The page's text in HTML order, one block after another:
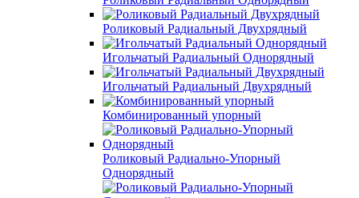
Роликовый Радиальный Двухрядный
Игольчатый Радиальный Однорядный
Игольчатый Радиальный Двухрядный
Комбинированный упорный
Роликовый Радиально-Упорный
Однорядный